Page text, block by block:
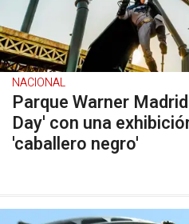
NACIONAL
Parque Warner
Day' con una
'caballero negro'